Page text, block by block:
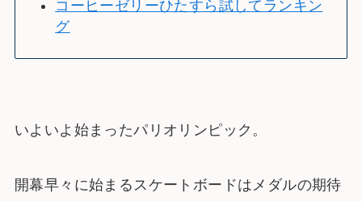
コーヒーゼリーひたすら試してランキン
グ
いよいよ始まったパリオリンピック。
開幕早々に始まるスケートボードはメダルの期待